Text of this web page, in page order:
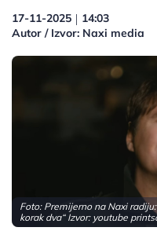
17-11-2025 | 14:03
Autor / Izvor: Naxi media
Foto: Premijerno na Naxi
korak dva“ Izvor: youtube